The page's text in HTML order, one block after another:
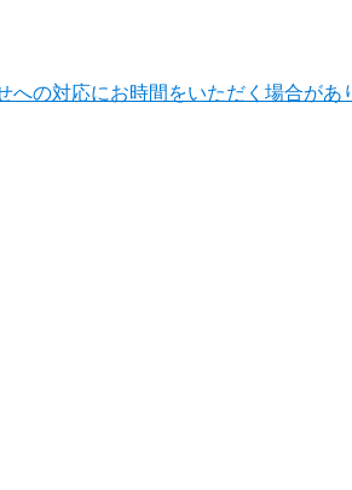
の対応にお時間をいただく場合があ